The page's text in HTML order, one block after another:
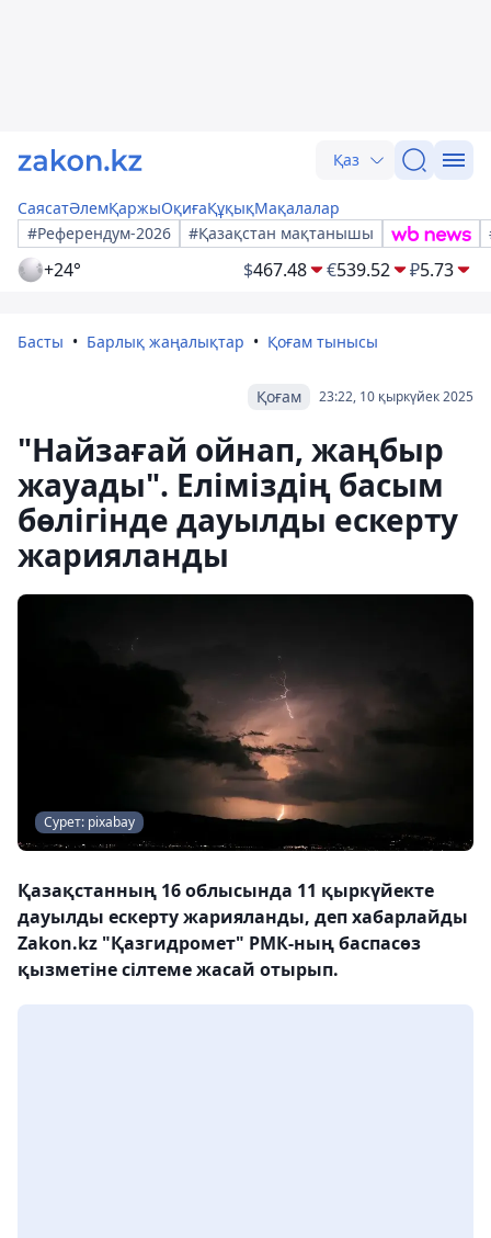
Қаз
СаясатӘлемҚаржыОқиғаҚұқықМақалалар
#Референдум-2026
#Қазақстан мақтанышы
+24° $467.48 €539.52 ₽5.73
Басты Барлық жаңалықтар Қоғам тынысы
23:22, 10 қыркүйек 2025
Қоғам
"Найзағай ойнап, жаңбыр
жауады". Еліміздің басым
бөлігінде дауылды ескерту
жарияланды
Сурет: pixabay
Қазақстанның 16 облысында 11 қыркүйекте
дауылды ескерту жарияланды, деп хабарлайды
Zakon.kz "Қазгидромет" РМК-ның баспасөз
қызметіне сілтеме жасай отырып.